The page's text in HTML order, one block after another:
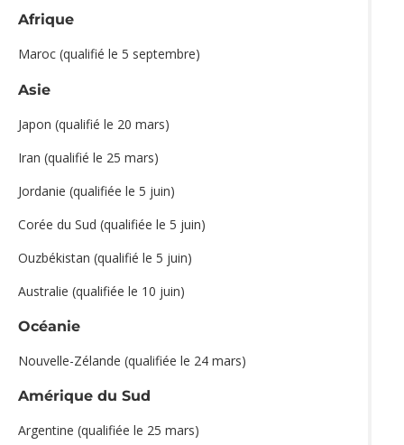
Afrique
Maroc (qualifié le 5 septembre)
Asie
Japon (qualifié le 20 mars)
Iran (qualifié le 25 mars)
Jordanie (qualifiée le 5 juin)
Corée du Sud (qualifiée le 5 juin)
Ouzbékistan (qualifié le 5 juin)
Australie (qualifiée le 10 juin)
Océanie
Nouvelle-Zélande (qualifiée le 24 mars)
Amérique du Sud
Argentine (qualifiée le 25 mars)